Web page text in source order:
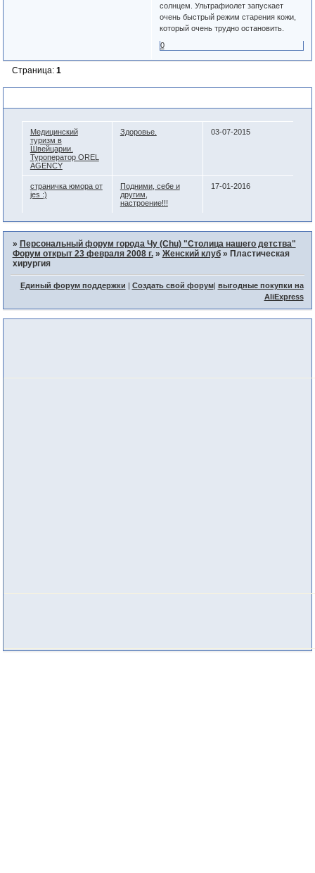
солнцем. Ультрафиолет запускает
очень быстрый режим старения кожи,
который очень трудно остановить.
0
Страница: 1
Медицинский
туризм в
Швейцарии.
Туроператор OREL
AGENCY
Здоровье. 03-07-2015
страничка юмора от
jes :)
Подними, себе и
другим,
настроение!!!
17-01-2016
» Персональный форум города Чу (Chu) "Столица нашего детства"
Форум открыт 23 февраля 2008 г. » Женский клуб » Пластическая
хирургия
Единый форум поддержки Создать свой форум| выгодные покупки на
AliExpress